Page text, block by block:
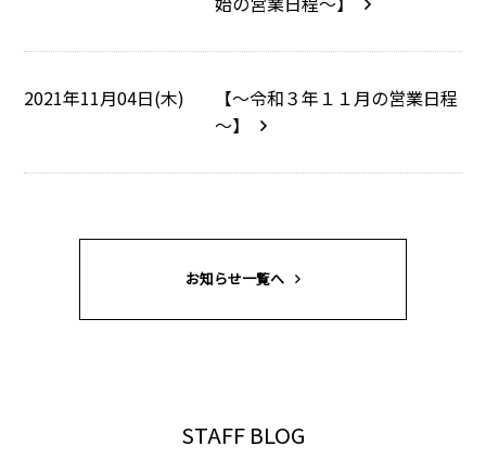
2021年11月04日(木)
【～令和３年１１月の営業日程
～】
お知らせ一覧へ
STAFF BLOG